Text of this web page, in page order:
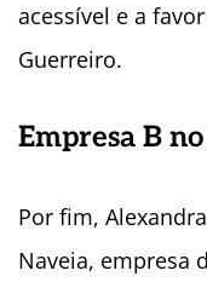
acessível e a
Guerreiro.
Empresa B
Por fim,
Naveia, empresa